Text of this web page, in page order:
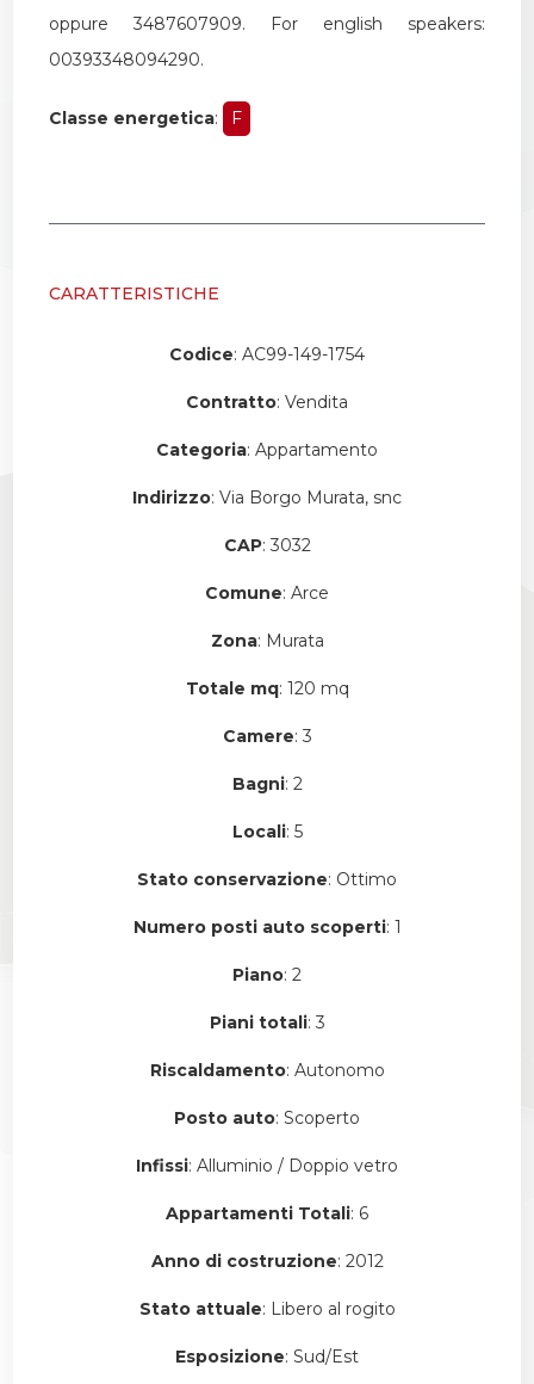
oppure 3487607909. For english speakers:
00393348094290.
Classe energetica: F
CARATTERISTICHE
Codice: AC99-149-1754
Contratto: Vendita
Categoria: Appartamento
Indirizzo: Via Borgo Murata, snc
CAP: 3032
Comune: Arce
Zona: Murata
Totale mq: 120 mq
Camere: 3
Bagni: 2
Locali: 5
Stato conservazione: Ottimo
Numero posti auto scoperti: 1
Piano: 2
Piani totali: 3
Riscaldamento: Autonomo
Posto auto: Scoperto
Infissi: Alluminio / Doppio vetro
Appartamenti Totali: 6
Anno di costruzione: 2012
Stato attuale: Libero al rogito
Esposizione: Sud/Est